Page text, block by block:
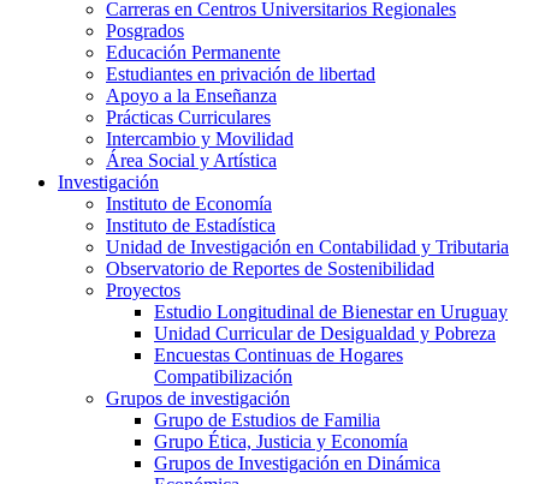
Carreras en Centros Universitarios Regionales
Posgrados
Educación Permanente
Estudiantes en privación de libertad
Apoyo a la Enseñanza
Prácticas Curriculares
Intercambio y Movilidad
Área Social y Artística
Investigación
Instituto de Economía
Instituto de Estadística
Unidad de Investigación en Contabilidad y Tributaria
Observatorio de Reportes de Sostenibilidad
Proyectos
Estudio Longitudinal de Bienestar en Uruguay
Unidad Curricular de Desigualdad y Pobreza
Encuestas Continuas de Hogares
Compatibilización
Grupos de investigación
Grupo de Estudios de Familia
Grupo Ética, Justicia y Economía
Grupos de Investigación en Dinámica